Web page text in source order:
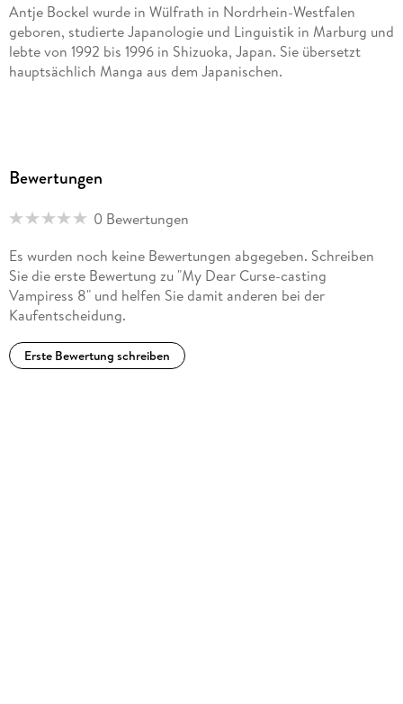
Antje Bockel wurde in Wülfrath in Nordrhein-Westfalen
geboren, studierte Japanologie und Linguistik in Marburg und
lebte von 1992 bis 1996 in Shizuoka, Japan. Sie übersetzt
hauptsächlich Manga aus dem Japanischen.
Bewertungen
0 Bewertungen
Es wurden noch keine Bewertungen abgegeben. Schreiben
Sie die erste Bewertung zu "My Dear Curse-casting
Vampiress 8" und helfen Sie damit anderen bei der
Kaufentscheidung.
Erste Bewertung schreiben